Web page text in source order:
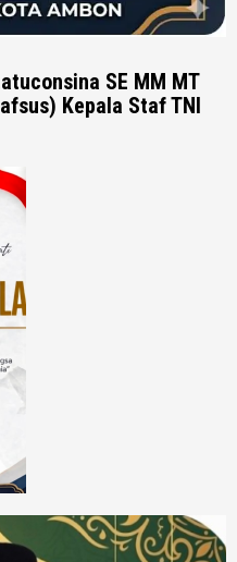
SE MM MT
Kepala Staf TNI